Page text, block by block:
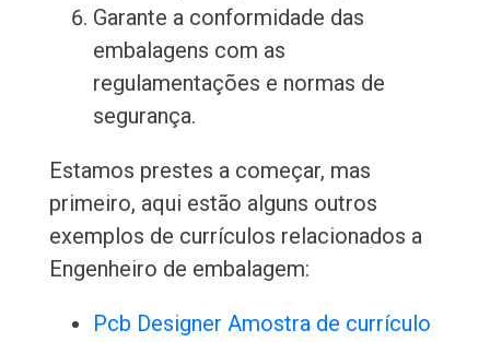
Garante a conformidade das
embalagens com as
regulamentações e normas de
segurança.
Estamos prestes a começar, mas
primeiro, aqui estão alguns outros
exemplos de currículos relacionados a
Engenheiro de embalagem:
Pcb Designer Amostra de currículo